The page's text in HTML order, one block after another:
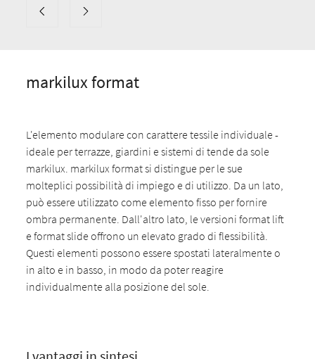
markilux format
L'elemento modulare con carattere tessile individuale -
ideale per terrazze, giardini e sistemi di tende da sole
markilux. markilux format si distingue per le sue
molteplici possibilità di impiego e di utilizzo. Da un lato,
può essere utilizzato come elemento fisso per fornire
ombra permanente. Dall'altro lato, le versioni format lift
e format slide offrono un elevato grado di flessibilità.
Questi elementi possono essere spostati lateralmente o
in alto e in basso, in modo da poter reagire
individualmente alla posizione del sole.